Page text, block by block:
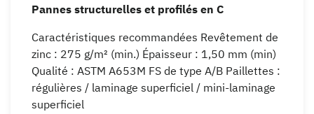
Pannes structurelles et profilés en C
Caractéristiques recommandées Revêtement de
zinc : 275 g/m² (min.) Épaisseur : 1,50 mm (min)
Qualité : ASTM A653M FS de type A/B Paillettes :
régulières / laminage superficiel / mini-laminage
superficiel